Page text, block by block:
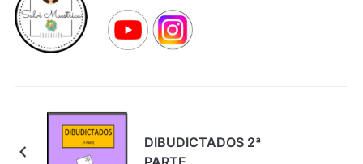
DIBUDICTADOS 2ª